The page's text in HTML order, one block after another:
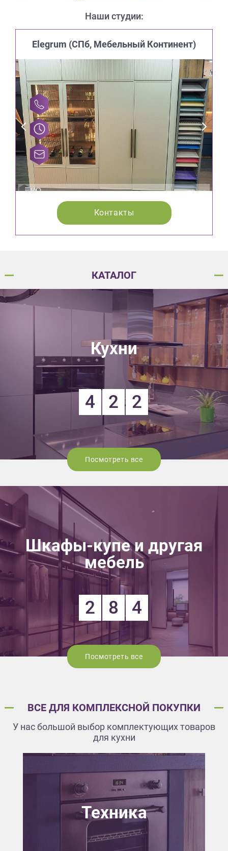
Наши студии:
Elegrum (CПб, Мебельный Континент)
Контакты
КАТАЛОГ
Кухни
4 2 2
Посмотреть все
Шкафы-купе и другая
мебель
2 8 4
Посмотреть все
ВСЕ ДЛЯ КОМПЛЕКСНОЙ ПОКУПКИ
У нас большой выбор комплектующих товаров
для кухни
Техника